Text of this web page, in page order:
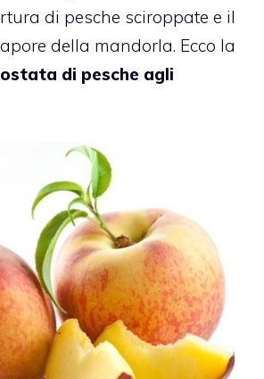
di pesche sciroppate e il
della mandorla. Ecco la
di pesche agli